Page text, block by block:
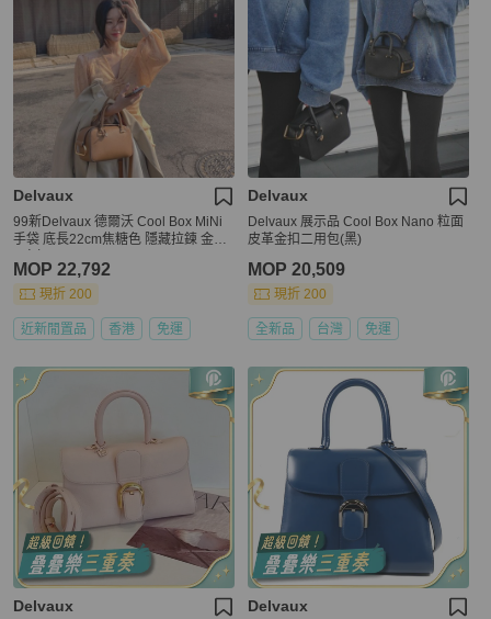
Delvaux
99新Delvaux 德爾沃 Cool Box MiNi
手袋 底長22cm焦糖色 隱藏拉鍊 金色
MOP 22,792
現折 200
近新閒置品 香港 免運
Delvaux
Delvaux 展示品 Cool Box Nano 粒面
皮革金扣二用包(黑)
MOP 20,509
現折 200
全新品 台灣 免運
Delvaux Delvaux